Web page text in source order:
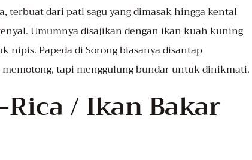
terbuat dari pati sagu yang dimasak hingga kental
Umumnya disajikan dengan ikan kuah kuning
nipis. Papeda di Sorong biasanya disantap
tapi menggulung bundar untuk dinikmati.
/ Ikan Bakar